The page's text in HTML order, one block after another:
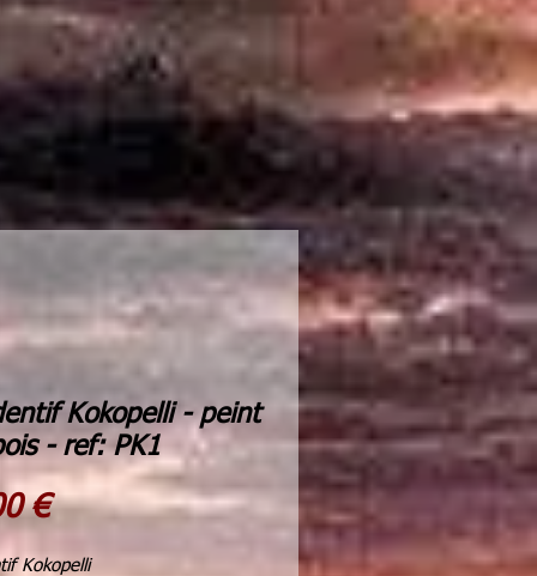
Kokopelli - peint
- ref: PK1
€Preis
Kokopelli